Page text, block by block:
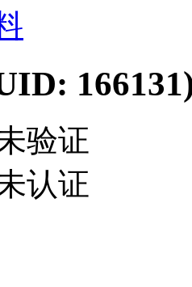
验证
认证